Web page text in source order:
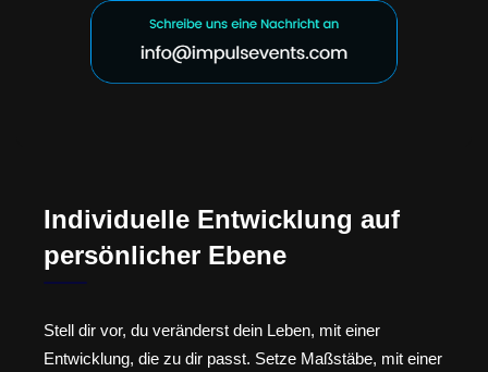
Individuelle Entwicklung auf
persönlicher Ebene
Stell dir vor, du veränderst dein Leben, mit einer
Entwicklung, die zu dir passt. Setze Maßstäbe, mit einer